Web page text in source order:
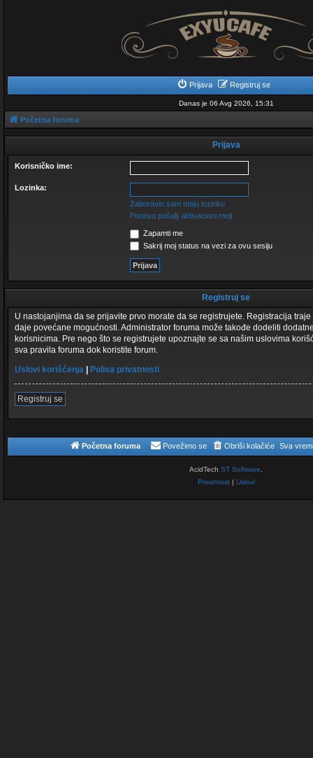
Prijava Registruj se
Danas je 06 Avg 2026, 15:31
Početna foruma
Prijava
Korisničko ime:
Lozinka:
Zaboravio sam moju lozinku
Ponovo pošalji aktivacioni mejl
Zapamti me
Sakrij moj status na vezi za ovu sesiju
Registruj se
U nastojanjima da se prijavite prvo morate da se registrujete. Registracija
daje povećane mogućnosti. Administrator foruma može takođe dodeliti
korisnicima. Pre nego što se registrujete upoznajte se sa našim uslovima
sva pravila foruma dok koristite forum.
Uslovi korišćenja
Polisa privatnosti
Registruj se
Početna foruma Sva
Obriši kolačiće
Povežimo se
AcidTech ST Software.
Privatnost| Uslovi